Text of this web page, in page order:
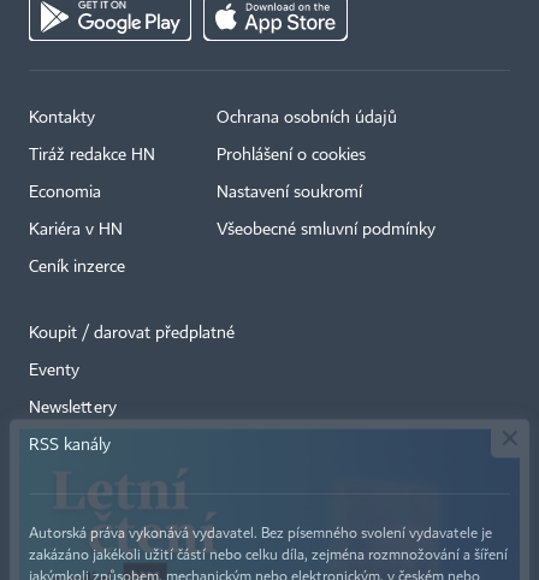
Kontakty
Tiráž redakce HN
Economia
Kariéra v HN
Ceník inzerce
Ochrana osobních údajů
Prohlášení o cookies
Nastavení soukromí
Všeobecné smluvní podmínky
Koupit / darovat předplatné
Eventy
Newslettery
RSS kanály
Autorská práva vykonává vydavatel. Bez písemného svolení vydavatele je
zakázáno jakékoli užití částí nebo celku díla, zejména rozmnožování a šíření